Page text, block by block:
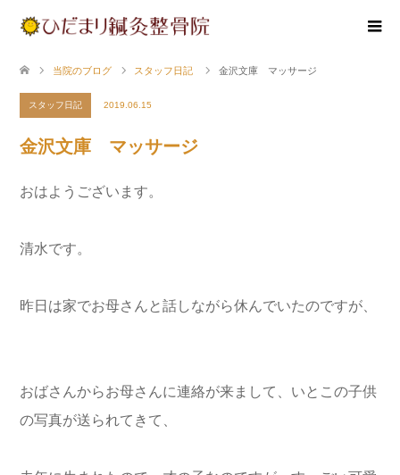
当院のブログ スタッフ日記 金沢文庫 マッサージ
スタッフ日記 2019.06.15
金沢文庫 マッサージ
おはようございます。
清水です。
昨日は家でお母さんと話しながら休んでいたのですが、
おばさんからお母さんに連絡が来まして、いとこの子供
の写真が送られてきて、